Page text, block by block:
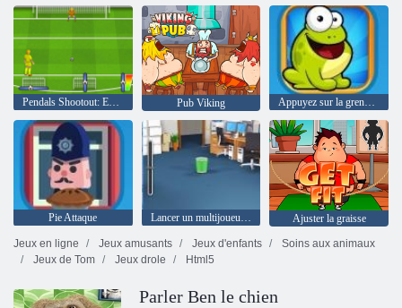
Pendals Shootout: Euro Cup 2016 Pub Viking Appuyez sur la grenouille
Pie Attaque Lancer un multijoueur en papier
Ajuster la graisse
Jeux en ligne
Jeux amusants Jeux d'enfants
Soins aux animaux
Jeux de Tom
Jeux drole Html5
Parler Ben le chien